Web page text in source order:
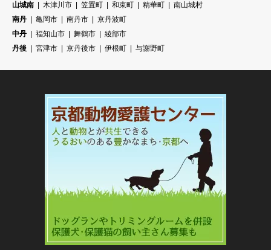
山城南
木津川市 笠置町 和束町 精華町
南山城村
南丹
亀岡市 南丹市
京丹波町
中丹
福知山市 舞鶴市
綾部市
丹後
宮津市 京丹後市 伊根町 与謝野町